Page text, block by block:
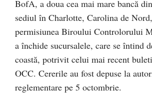
BofA, a doua cea mai mare bancă
sediul în Charlotte, Carolina de
permisiunea Biroului Controlorului
a închide sucursalele, care se întind
coastă, potrivit celui mai recent
OCC. Cererile au fost depuse la
reglementare pe 5 octombrie.